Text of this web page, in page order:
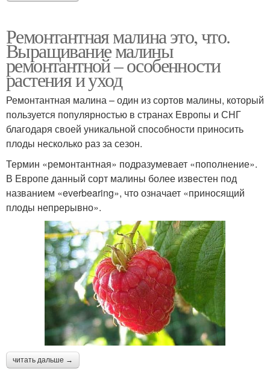
Ремонтантная малина это, что.
Выращивание малины
ремонтантной – особенности
растения и уход
Ремонтантная малина – один из сортов малины, который
пользуется популярностью в странах Европы и СНГ
благодаря своей уникальной способности приносить
плоды несколько раз за сезон.
Термин «ремонтантная» подразумевает «пополнение».
В Европе данный сорт малины более известен под
названием «everbearing», что означает «приносящий
плоды непрерывно».
читать дальше →